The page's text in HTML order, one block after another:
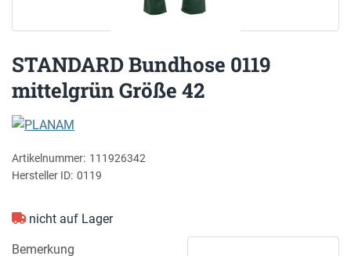
STANDARD Bundhose 0119
mittelgrün Größe 42
Artikelnummer: 111926342
Hersteller ID: 0119
nicht auf Lager
Bemerkung